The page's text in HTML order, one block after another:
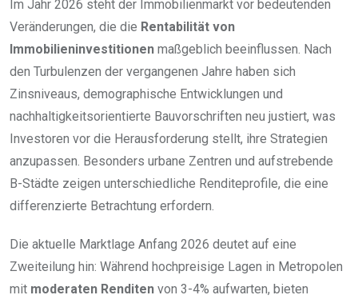
Im Jahr 2026 steht der Immobilienmarkt vor bedeutenden
Veränderungen, die die Rentabilität von
Immobilieninvestitionen maßgeblich beeinflussen. Nach
den Turbulenzen der vergangenen Jahre haben sich
Zinsniveaus, demographische Entwicklungen und
nachhaltigkeitsorientierte Bauvorschriften neu justiert, was
Investoren vor die Herausforderung stellt, ihre Strategien
anzupassen. Besonders urbane Zentren und aufstrebende
B-Städte zeigen unterschiedliche Renditeprofile, die eine
differenzierte Betrachtung erfordern.
Die aktuelle Marktlage Anfang 2026 deutet auf eine
Zweiteilung hin: Während hochpreisige Lagen in Metropolen
mit moderaten Renditen von 3-4% aufwarten, bieten